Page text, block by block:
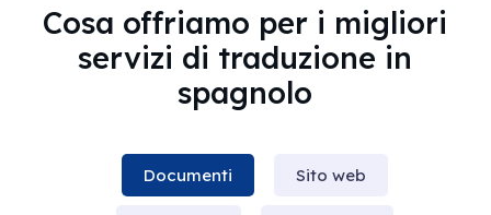
Cosa offriamo per i migliori
servizi di traduzione in
spagnolo
Documenti Sito web